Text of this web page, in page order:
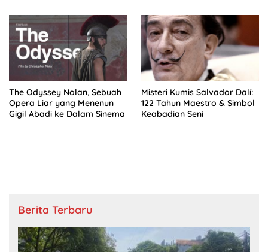
The Odyssey Nolan, Sebuah
Opera Liar yang Menenun
Gigil Abadi ke Dalam Sinema
Misteri Kumis Salvador Dalí:
122 Tahun Maestro & Simbol
Keabadian Seni
Berita Terbaru